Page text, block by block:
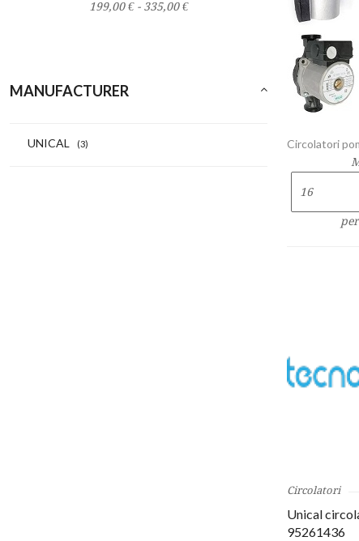
MANUFACTURER
UNICAL (3) Circolatori
Circolatori
Unical
95261436